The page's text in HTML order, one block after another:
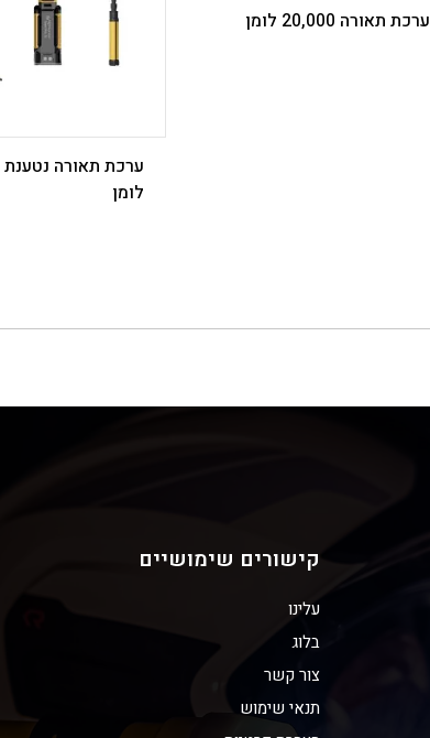
ערכת תאורה 20,000 לומן ‎
לומן ‎
קישורים שימושיים
עלינו
בלוג
צור קשר
תנאי שימוש